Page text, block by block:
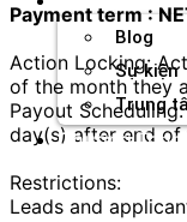
Blog
Sự kiện
Trung
Chương
Payment term :
Action Locking:
of the month they
Payout
day(s) after end
Restrictions:
Leads and